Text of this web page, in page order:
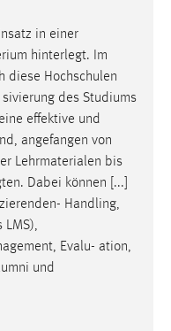
in einer
hinterlegt. Im
diese Hochschulen
des Studiums
effektive und
angefangen von
Lehrmaterialen bis
Dabei können [...]
Handling,
Evalu- ation,
und